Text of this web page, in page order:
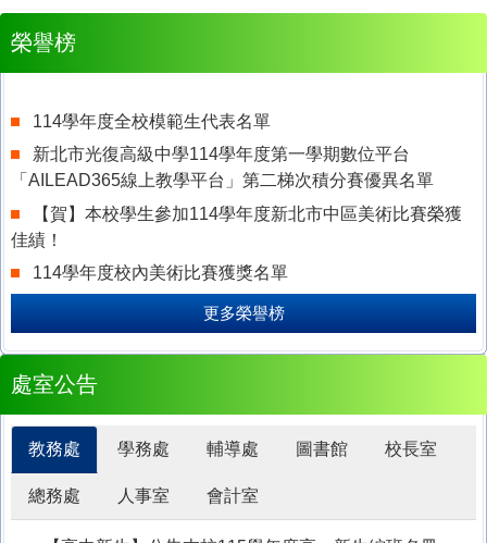
榮譽榜
114學年度全校模範生代表名單
新北市光復高級中學114學年度第一學期數位平台
「AILEAD365線上教學平台」第二梯次積分賽優異名單
【賀】本校學生參加114學年度新北市中區美術比賽榮獲
佳績！
114學年度校內美術比賽獲獎名單
更多榮譽榜
處室公告
教務處 學務處 輔導處 圖書館 校長室
總務處 人事室 會計室